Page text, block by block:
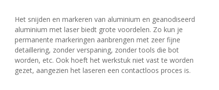
Het snijden en markeren van aluminium en geanodiseerd
aluminium met laser biedt grote voordelen. Zo kun je
permanente markeringen aanbrengen met zeer fijne
detaillering, zonder verspaning, zonder tools die bot
worden, etc. Ook hoeft het werkstuk niet vast te worden
gezet, aangezien het laseren een contactloos proces is.